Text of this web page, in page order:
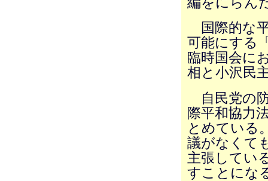
国際的な
可能にする
臨時国会に
相と小沢民
自民党の
際平和協力
とめている
議がなくて
主張してい
すことにな